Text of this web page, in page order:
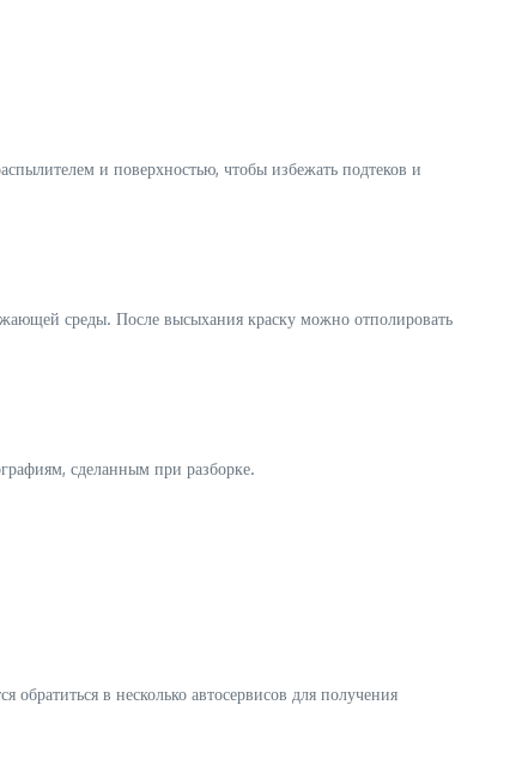
и поверхностью, чтобы избежать подтеков и
среды. После высыхания краску можно отполировать
сделанным при разборке.
в несколько автосервисов для получения